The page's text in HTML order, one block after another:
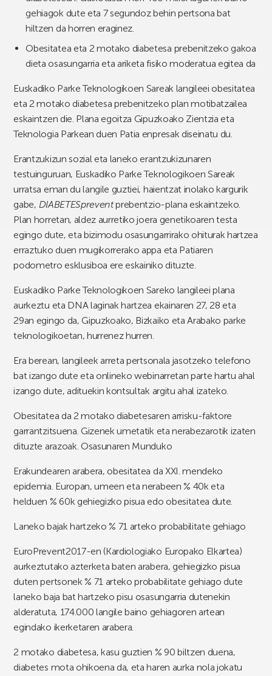
gehiagok dute eta 7 segundoz behin pertsona bat
hiltzen da horren eraginez.
Obesitatea eta 2 motako diabetesa prebenitzeko gakoa
dieta osasungarria eta ariketa fisiko moderatua egitea da
Euskadiko Parke Teknologikoen Sareak langileei obesitatea
eta 2 motako diabetesa prebenitzeko plan motibatzailea
eskaintzen die. Plana egoitza Gipuzkoako Zientzia eta
Teknologia Parkean duen Patia enpresak diseinatu du.
Erantzukizun sozial eta laneko erantzukizunaren
testuinguruan, Euskadiko Parke Teknologikoen Sareak
urratsa eman du langile guztiei, haientzat inolako kargurik
gabe, DIABETESpreventprebentzio-plana eskaintzeko.
Plan horretan, aldez aurretiko joera genetikoaren testa
egingo dute, eta bizimodu osasungarrirako ohiturak hartzea
erraztuko duen mugikorrerako appa eta Patiaren
podometro esklusiboa ere eskainiko dituzte.
Euskadiko Parke Teknologikoen Sareko langileei plana
aurkeztu eta DNA laginak hartzea ekainaren 27, 28 eta
29an egingo da, Gipuzkoako, Bizkaiko eta Arabako parke
teknologikoetan, hurrenez hurren.
Era berean, langileek arreta pertsonala jasotzeko telefono
bat izango dute eta onlineko webinarretan parte hartu ahal
izango dute, adituekin kontsultak argitu ahal izateko.
Obesitatea da 2 motako diabetesaren arrisku-faktore
garrantzitsuena. Gizenek umetatik eta nerabezarotik izaten
dituzte arazoak. Osasunaren Munduko
Erakundearen arabera, obesitatea da XXI. mendeko
epidemia. Europan, umeen eta nerabeen % 40k eta
helduen % 60k gehiegizko pisua edo obesitatea dute.
Laneko bajak hartzeko % 71 arteko probabilitate gehiago
EuroPrevent2017-en(Kardiologiako Europako Elkartea)
aurkeztutako azterketa baten arabera, gehiegizko pisua
duten pertsonek % 71 arteko probabilitate gehiago dute
laneko baja bat hartzeko pisu osasungarria dutenekin
alderatuta, 174.000 langile baino gehiagoren artean
egindako ikerketaren arabera.
2 motako diabetesa, kasu guztien % 90 biltzen duena,
diabetes mota ohikoena da, eta haren aurka nola jokatu